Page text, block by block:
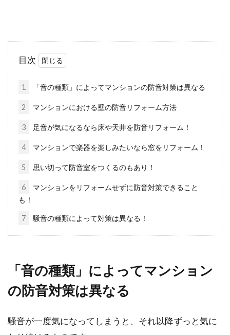
マンションの和室を洋室へ、洋室を
和室へリフォームする方法
分譲マンションにお住まいの方で、もともとあ
る和室をなくしてリビングと一体化させたい、
新生活を始めるために、新しいアパートを探し
ている方も多いでしょう。しかし、何らかの理
目次
1 「音の種類」によってマンションの防音対策は異なる
2 マンションにおける壁の防音リフォーム方法
3 足音が気になるなら床や天井を防音リフォーム！
4 マンションで楽器を楽しみたいなら窓をリフォーム！
5 思い切って防音室をつくるのもあり！
6
マンションをリフォームせずに防音対策できること
も！
7 騒音の種類によって対策は異なる！
「音の種類」によってマンション
の防音対策は異なる
騒音が一度気になってしまうと、それ以降ずっと気に